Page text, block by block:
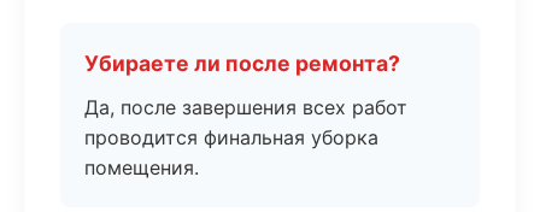
Убираете ли после ремонта?
Да, после завершения всех работ
проводится финальная уборка
помещения.